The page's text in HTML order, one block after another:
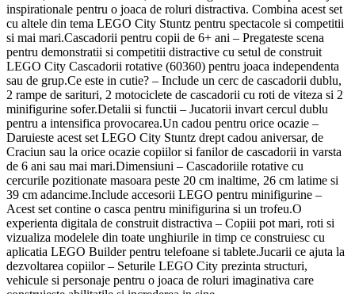
inspirationale pentru o joaca de roluri distractiva. Combina acest set
cu altele din tema LEGO City Stuntz pentru spectacole si competitii
si mai mari.Cascadorii pentru copii de 6+ ani – Pregateste scena
pentru demonstratii si competitii distractive cu setul de construit
LEGO City Cascadorii rotative (60360) pentru joaca independenta
sau de grup.Ce este in cutie? – Include un cerc de cascadorii dublu,
2 rampe de sarituri, 2 motociclete de cascadorii cu roti de viteza si 2
minifigurine sofer.Detalii si functii – Jucatorii invart cercul dublu
pentru a intensifica provocarea.Un cadou pentru orice ocazie –
Daruieste acest set LEGO City Stuntz drept cadou aniversar, de
Craciun sau la orice ocazie copiilor si fanilor de cascadorii in varsta
de 6 ani sau mai mari.Dimensiuni – Cascadoriile rotative cu
cercurile pozitionate masoara peste 20 cm inaltime, 26 cm latime si
39 cm adancime.Include accesorii LEGO pentru minifigurine –
Acest set contine o casca pentru minifigurina si un trofeu.O
experienta digitala de construit distractiva – Copiii pot mari, roti si
vizualiza modelele din toate unghiurile in timp ce construiesc cu
aplicatia LEGO Builder pentru telefoane si tablete.Jucarii ce ajuta la
dezvoltarea copiilor – Seturile LEGO City prezinta structuri,
vehicule si personaje pentru o joaca de roluri imaginativa care